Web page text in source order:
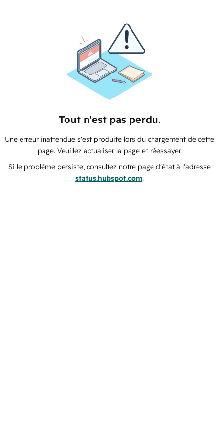
Tout n'est pas perdu.
Une erreur inattendue s'est produite lors du chargement de cette
page. Veuillez actualiser la page et réessayer.
Si le problème persiste, consultez notre page d'état à l'adresse
status.hubspot.com.